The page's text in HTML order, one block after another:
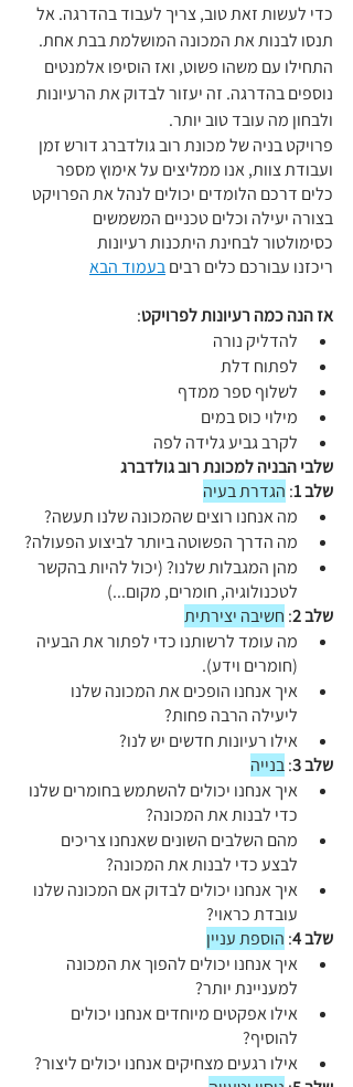
כדי לעשות זאת טוב, צריך לעבוד בהדרגה. אל
תנסו לבנות את המכונה המושלמת בבת אחת.
התחילו עם משהו פשוט, ואז הוסיפו אלמנטים
נוספים בהדרגה. זה יעזור לבדוק את הרעיונות
ולבחון מה עובד טוב יותר.
פרויקט בניה של מכונת רוב גולדברג דורש זמן
ועבודת צוות, אנו ממליצים על אימוץ מספר
כלים דרכם הלומדים יכולים לנהל את הפרויקט
בצורה יעילה וכלים טכניים המשמשים
כסימולטור לבחינת היתכנות רעיונות
ריכזנו עבורכם כלים רבים בעמוד הבא
אז הנה כמה רעיונות לפרויקט:
להדליק נורה
לפתוח דלת
לשלוף ספר ממדף
מילוי כוס במים
לקרב גביע גלידה לפה
שלבי הבניה למכונת רוב גולדברג
שלב 1 : הגדרת בעיה
מה אנחנו רוצים שהמכונה שלנו תעשה?
מה הדרך הפשוטה ביותר לביצוע הפעולה?
מהן המגבלות שלנו? (יכול להיות בהקשר
לטכנולוגיה, חומרים, מקום...)
שלב 2 : חשיבה יצירתית
מה עומד לרשותנו כדי לפתור את הבעיה
(חומרים וידע).
איך אנחנו הופכים את המכונה שלנו
ליעילה הרבה פחות?
אילו רעיונות חדשים יש לנו?
שלב 3 : בנייה
איך אנחנו יכולים להשתמש בחומרים שלנו
כדי לבנות את המכונה?
מהם השלבים השונים שאנחנו צריכים
לבצע כדי לבנות את המכונה?
איך אנחנו יכולים לבדוק אם המכונה שלנו
עובדת כראוי?
שלב 4 : הוספת עניין
איך אנחנו יכולים להפוך את המכונה
למעניינת יותר?
אילו אפקטים מיוחדים אנחנו יכולים
להוסיף?
אילו רגעים מצחיקים אנחנו יכולים ליצור?